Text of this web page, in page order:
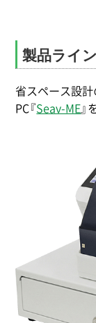
製品ライ
省スペース設
PC『Seav-ME』